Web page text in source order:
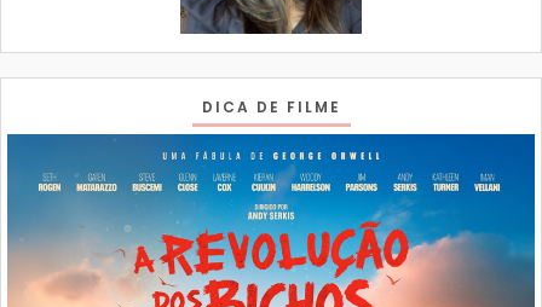
DICA DE FILME